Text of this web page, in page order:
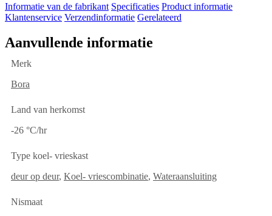
Informatie van de fabrikant Specificaties Product informatie
Klantenservice Verzendinformatie Gerelateerd
Aanvullende informatie
Merk
Bora
Land van herkomst
-26 °C/hr
Type koel- vrieskast
deur op deur, Koel- vriescombinatie, Wateraansluiting
Nismaat